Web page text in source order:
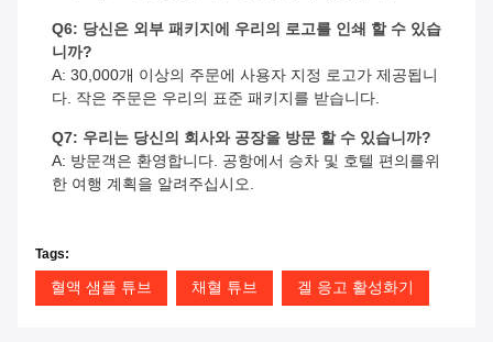
Q6: 당신은 외부 패키지에 우리의 로고를 인쇄 할 수 있습
니까?
A: 30,000개 이상의 주문에 사용자 지정 로고가 제공됩니
다. 작은 주문은 우리의 표준 패키지를 받습니다.
Q7: 우리는 당신의 회사와 공장을 방문 할 수 있습니까?
A: 방문객은 환영합니다. 공항에서 승차 및 호텔 편의를위
한 여행 계획을 알려주십시오.
Tags:
혈액 샘플 튜브 채혈 튜브 겔 응고 활성화기